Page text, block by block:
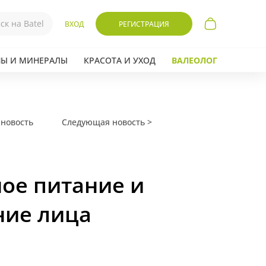
ВХОД РЕГИСТРАЦИЯ
И МИНЕРАЛЫ КРАСОТА И УХОД ВАЛЕОЛОГ
Следующая новость >
питание и
лица